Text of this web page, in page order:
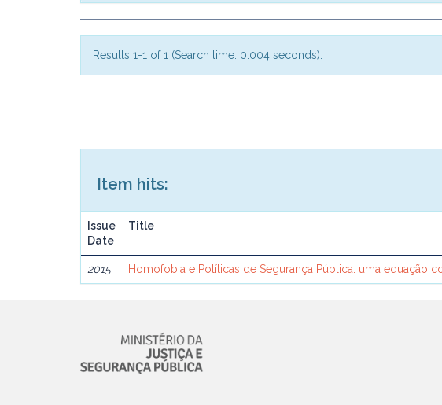
Results 1-1 of 1 (Search time: 0.004 seconds).
Item hits:
Issue
Date
Title
2015 Homofobia e Políticas de Segurança Pública: uma equação